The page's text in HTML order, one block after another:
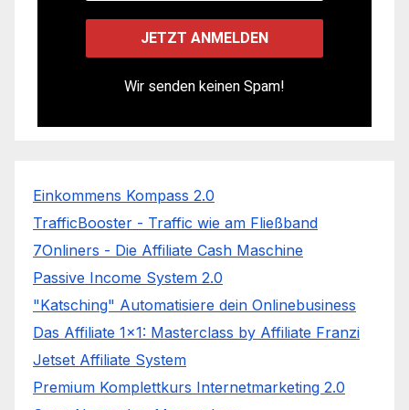
Wir senden keinen Spam!
Einkommens Kompass 2.0
TrafficBooster - Traffic wie am Fließband
7Onliners - Die Affiliate Cash Maschine
Passive Income System 2.0
"Katsching" Automatisiere dein Onlinebusiness
Das Affiliate 1x1: Masterclass by Affiliate Franzi
Jetset Affiliate System
Premium Komplettkurs Internetmarketing 2.0